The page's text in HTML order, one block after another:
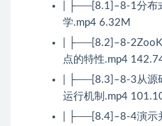
| ├──[8.1]–8-1分布
学.mp4 6.32M
| ├──[8.2]–8-
点的特性.mp4
| ├──[8.3]–8-3从源
运行机制.mp4
| ├──[8.4]–8-4演示